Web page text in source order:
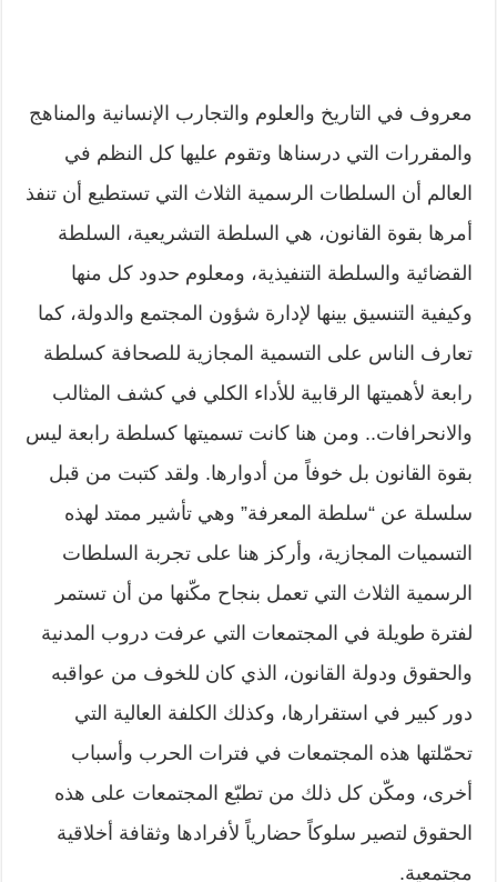
معروف في التاريخ والعلوم والتجارب الإنسانية والمناهج
والمقررات التي درسناها وتقوم عليها كل النظم في
العالم أن السلطات الرسمية الثلاث التي تستطيع أن تنفذ
أمرها بقوة القانون، هي السلطة التشريعية، السلطة
القضائية والسلطة التنفيذية، ومعلوم حدود كل منها
وكيفية التنسيق بينها لإدارة شؤون المجتمع والدولة، كما
تعارف الناس على التسمية المجازية للصحافة كسلطة
رابعة لأهميتها الرقابية للأداء الكلي في كشف المثالب
والانحرافات.. ومن هنا كانت تسميتها كسلطة رابعة ليس
بقوة القانون بل خوفاً من أدوارها. ولقد كتبت من قبل
سلسلة عن “سلطة المعرفة” وهي تأشير ممتد لهذه
التسميات المجازية، وأركز هنا على تجربة السلطات
الرسمية الثلاث التي تعمل بنجاح مكّنها من أن تستمر
لفترة طويلة في المجتمعات التي عرفت دروب المدنية
والحقوق ودولة القانون، الذي كان للخوف من عواقبه
دور كبير في استقرارها، وكذلك الكلفة العالية التي
تحمّلتها هذه المجتمعات في فترات الحرب وأسباب
أخرى، ومكّن كل ذلك من تطبّع المجتمعات على هذه
الحقوق لتصير سلوكاً حضارياً لأفرادها وثقافة أخلاقية
مجتمعية.